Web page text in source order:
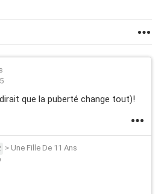
que la puberté change tout)!
> Une Fille De 11 Ans